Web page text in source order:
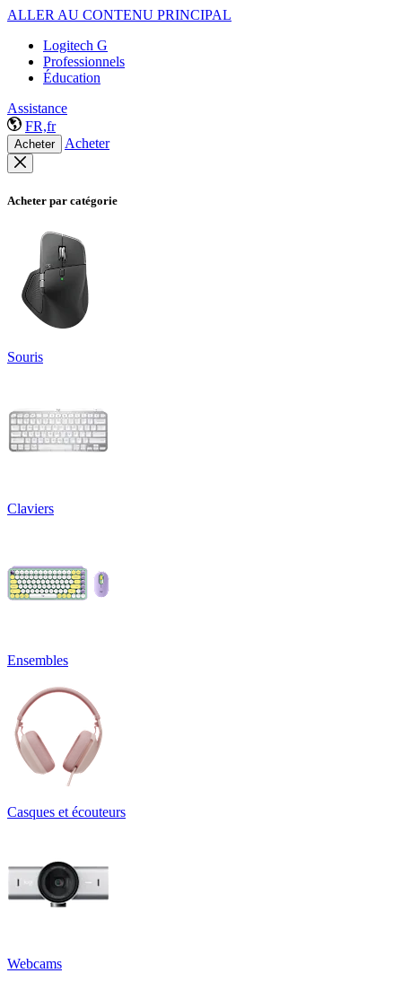
ALLER AU CONTENU PRINCIPAL
Logitech G
Professionnels
Éducation
Assistance
FR,fr
Acheter Acheter
Acheter par catégorie
Souris
Claviers
Ensembles
Casques et écouteurs
Webcams